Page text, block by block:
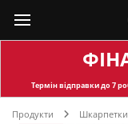
Термін відправкидо 7
Продукти Шкарпетки